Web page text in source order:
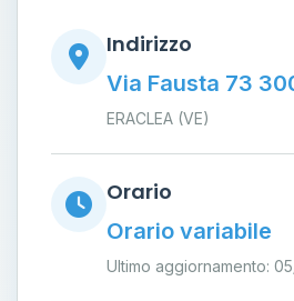
Indirizzo
Via Fausta 73
ERACLEA (VE)
Orario
Orario variabile
Ultimo aggiornamento: